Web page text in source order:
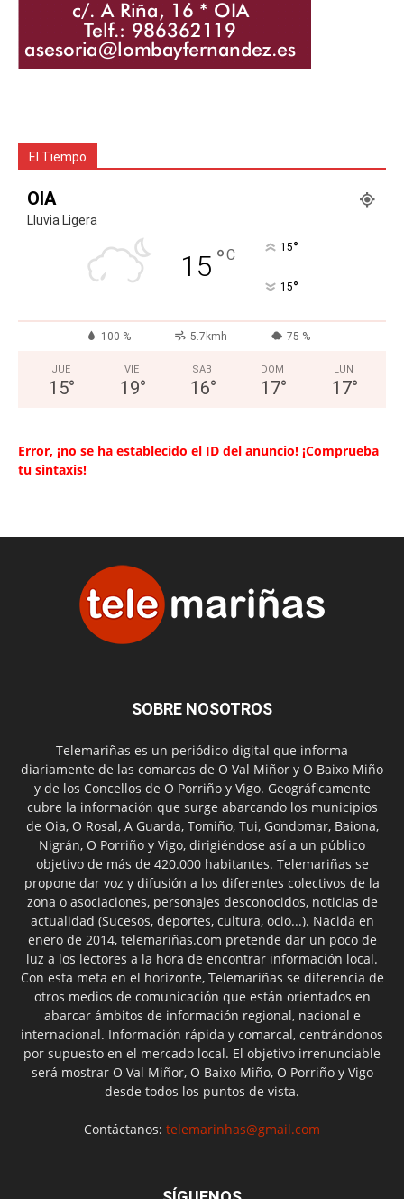
El Tiempo
OIA
Lluvia Ligera
15 °C 15°
15°
100 % 5.7kmh 75 %
JUE
15°
VIE
19°
SAB
16°
DOM
17°
LUN
17°
Error, ¡no se ha establecido el ID del anuncio! ¡Comprueba
tu sintaxis!
SOBRE NOSOTROS
Telemariñas es un periódico digital que informa
diariamente de las comarcas de O Val Miñor y O Baixo Miño
y de los Concellos de O Porriño y Vigo. Geográficamente
cubre la información que surge abarcando los municipios
de Oia, O Rosal, A Guarda, Tomiño, Tui, Gondomar, Baiona,
Nigrán, O Porriño y Vigo, dirigiéndose así a un público
objetivo de más de 420.000 habitantes. Telemariñas se
propone dar voz y difusión a los diferentes colectivos de la
zona o asociaciones, personajes desconocidos, noticias de
actualidad (Sucesos, deportes, cultura, ocio...). Nacida en
enero de 2014, telemariñas.com pretende dar un poco de
luz a los lectores a la hora de encontrar información local.
Con esta meta en el horizonte, Telemariñas se diferencia de
otros medios de comunicación que están orientados en
abarcar ámbitos de información regional, nacional e
internacional. Información rápida y comarcal, centrándonos
por supuesto en el mercado local. El objetivo irrenunciable
será mostrar O Val Miñor, O Baixo Miño, O Porriño y Vigo
desde todos los puntos de vista.
Contáctanos: telemarinhas@gmail.com